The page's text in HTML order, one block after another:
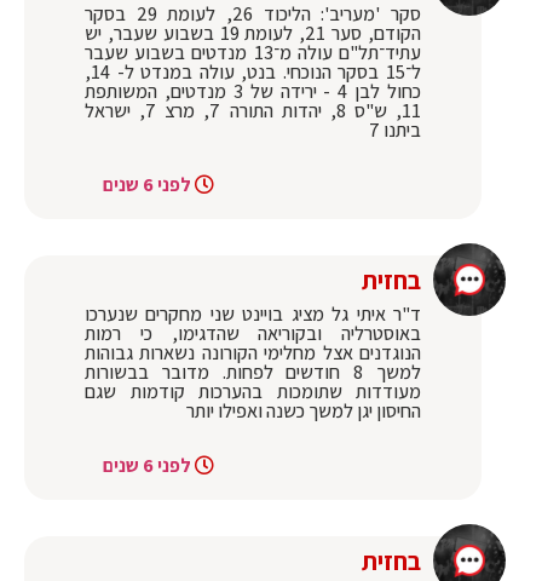
סקר 'מעריב': הליכוד 26, לעומת 29 בסקר
הקודם, סער 21, לעומת 19 בשבוע שעבר, יש
עתיד־תל"ם עולה מ־13 מנדטים בשבוע שעבר
ל־15 בסקר הנוכחי. בנט, עולה במנדט ל- 14,
כחול לבן 4 - ירידה של 3 מנדטים, המשותפת
11, ש"ס 8, יהדות התורה 7, מרצ 7, ישראל
ביתנו 7
לפני 6 שנים
בחזית
ד"ר איתי גל מציג בויינט שני מחקרים שנערכו
באוסטרליה ובקוריאה שהדגימו, כי רמות
הנוגדנים אצל מחלימי הקורונה נשארות גבוהות
למשך 8 חודשים לפחות. מדובר בבשורות
מעודדות שתומכות בהערכות קודמות שגם
החיסון יגן למשך כשנה ואפילו יותר
לפני 6 שנים
בחזית